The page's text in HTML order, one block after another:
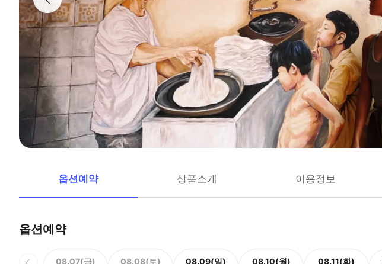
옵션예약 상품소개 이용정보
옵션예약
08.07(금) 08.08(토) 08.09(일) 08.10(월) 08.11(화)